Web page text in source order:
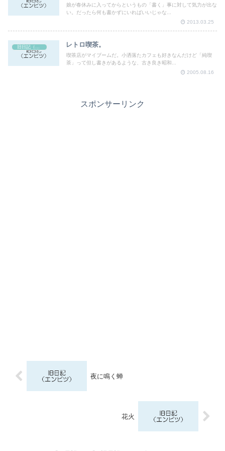
娘が春休みに入ってからというもの「書く」事に対して気力が出な
い。だったら何も書かずにいればいいじゃな...
2013.03.25
レトロ喫茶。
喫茶店がマイブームだ。小洒落たカフェも好きなんだけど「純喫
茶」って但し書きがあるような、古き良き昭和...
2005.08.16
スポンサーリンク
夜に鳴く蝉
花火